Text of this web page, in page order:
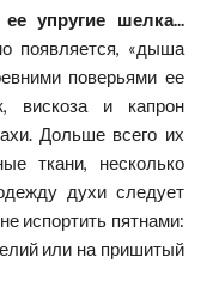
упругие шелка...
появляется, «дыша
поверьями ее
вискоза и капрон
Дольше всего их
ткани, несколько
духи следует
испортить пятнами:
или на пришитый